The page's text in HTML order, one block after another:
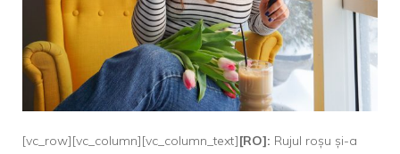
[vc_row][vc_column][vc_column_text][RO]: Rujul roșu și-a